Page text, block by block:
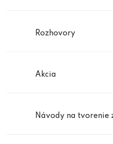
Rozhovory
Akcia
Návody na tvorenie